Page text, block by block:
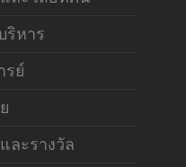
หาร
ย์
ละรางวัล